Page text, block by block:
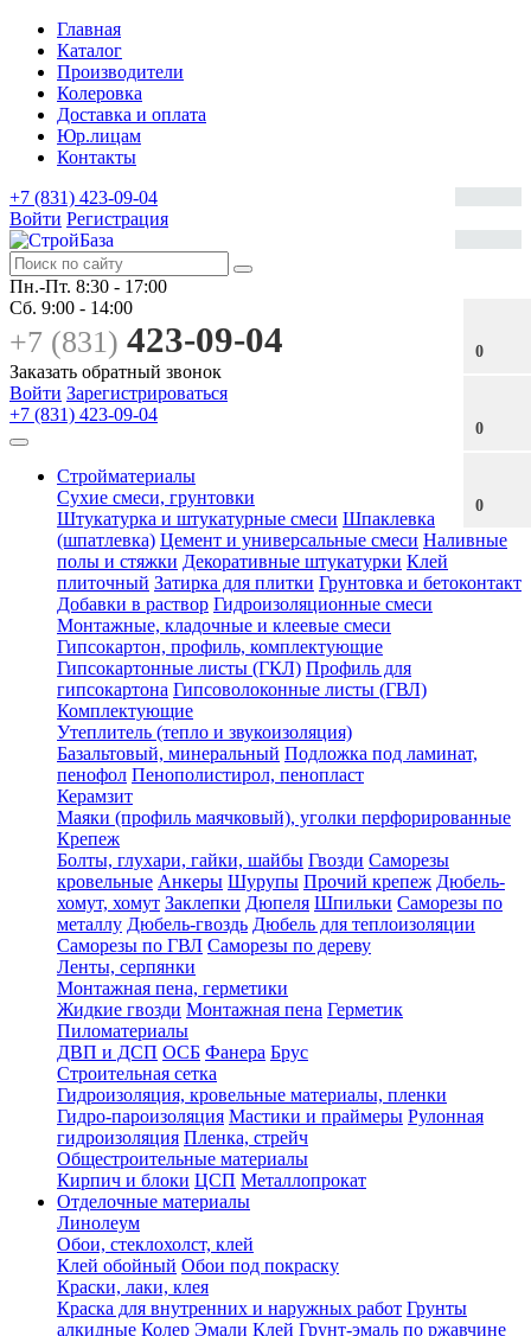
Главная
Каталог
Производители
Колеровка
Доставка и оплата
Юр.лицам
Контакты
0
0
0
+7 (831) 423-09-04
Войти Регистрация
Пн.-Пт. 8:30 - 17:00
Сб. 9:00 - 14:00
+7 (831) 423-09-04
Заказать обратный звонок
Войти Зарегистрироваться
+7 (831) 423-09-04
Стройматериалы
Сухие смеси, грунтовки
Штукатурка и штукатурные смеси Шпаклевка
(шпатлевка) Цемент и универсальные смеси Наливные
полы и стяжки Декоративные штукатурки Клей
плиточный Затирка для плитки Грунтовка и бетоконтакт
Добавки в раствор Гидроизоляционные смеси
Монтажные, кладочные и клеевые смеси
Гипсокартон, профиль, комплектующие
Гипсокартонные листы (ГКЛ) Профиль для
гипсокартона Гипсоволоконные листы (ГВЛ)
Комплектующие
Утеплитель (тепло и звукоизоляция)
Базальтовый, минеральный Подложка под ламинат,
пенофол Пенополистирол, пенопласт
Керамзит
Маяки (профиль маячковый), уголки перфорированные
Крепеж
Болты, глухари, гайки, шайбы Гвозди Саморезы
кровельные Анкеры Шурупы Прочий крепеж Дюбель-
хомут, хомут Заклепки Дюпеля Шпильки Саморезы по
металлу Дюбель-гвоздь Дюбель для теплоизоляции
Саморезы по ГВЛ Саморезы по дереву
Ленты, серпянки
Монтажная пена, герметики
Жидкие гвозди Монтажная пена Герметик
Пиломатериалы
ДВП и ДСП ОСБ Фанера Брус
Строительная сетка
Гидроизоляция, кровельные материалы, пленки
Гидро-пароизоляция Мастики и праймеры Рулонная
гидроизоляция Пленка, стрейч
Общестроительные материалы
Кирпич и блоки ЦСП Металлопрокат
Отделочные материалы
Линолеум
Обои, стеклохолст, клей
Клей обойный Обои под покраску
Краски, лаки, клея
Краска для внутренних и наружных работ Грунты
алкидные Колер Эмали Клей Грунт-эмаль по ржавчине